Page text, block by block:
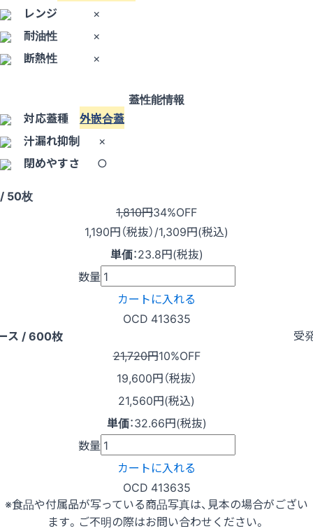
レンジ
×
耐油性
×
断熱性
×
蓋性能情報
対応蓋種 外嵌合蓋
汁漏れ抑制
×
閉めやすさ
○
50枚
1,810円34%OFF
1,190円（税抜）/1,309円(税込)
単価：23.8円(税抜)
数量
カートに入れる
OCD 413635
ス / 600枚
受
21,720円10%OFF
19,600円（税抜）
21,560円(税込)
単価：32.66円(税抜)
数量
カートに入れる
OCD 413635
※食品や付属品が写っている商品写真は、見本の場合がござい
ます。ご不明の際はお問い合わせください。